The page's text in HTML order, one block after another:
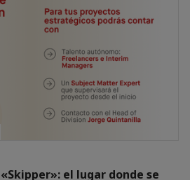
el lugar donde se